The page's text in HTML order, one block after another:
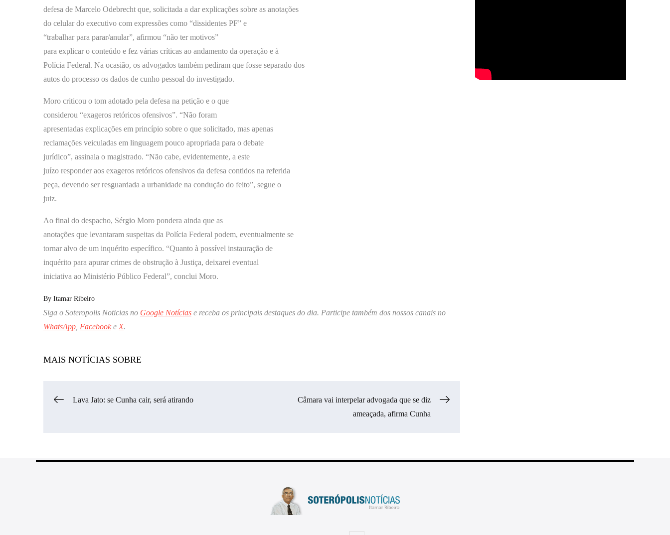
defesa de Marcelo Odebrecht que, solicitada a dar explicações sobre as anotações
do celular do executivo com expressões como “dissidentes PF” e
“trabalhar para parar/anular”, afirmou “não ter motivos”
para explicar o conteúdo e fez várias críticas ao andamento da operação e à
Polícia Federal. Na ocasião, os advogados também pediram que fosse separado dos
autos do processo os dados de cunho pessoal do investigado.
Moro criticou o tom adotado pela defesa na petição e o que
considerou “exageros retóricos ofensivos”. “Não foram
apresentadas explicações em princípio sobre o que solicitado, mas apenas
reclamações veiculadas em linguagem pouco apropriada para o debate
jurídico”, assinala o magistrado. “Não cabe, evidentemente, a este
juízo responder aos exageros retóricos ofensivos da defesa contidos na referida
peça, devendo ser resguardada a urbanidade na condução do feito”, segue o
juiz.
Ao final do despacho, Sérgio Moro pondera ainda que as
anotações que levantaram suspeitas da Polícia Federal podem, eventualmente se
tornar alvo de um inquérito específico. “Quanto à possível instauração de
inquérito para apurar crimes de obstrução à Justiça, deixarei eventual
iniciativa ao Ministério Público Federal”, conclui Moro.
By Itamar Ribeiro
Siga o Soteropolis Noticias no Google Notícias e receba os principais destaques do dia. Participe também dos nossos canais no
WhatsApp Facebook e X.
MAIS NOTÍCIAS SOBRE
Navegação
Post
Lava Jato: se Cunha cair, será atirando
Câmara vai interpelar advogada que se diz
ameaçada, afirma Cunha